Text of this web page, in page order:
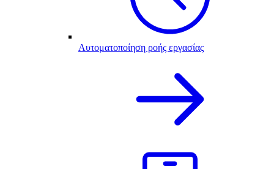
Αυτοματοποίηση ροής εργασίας